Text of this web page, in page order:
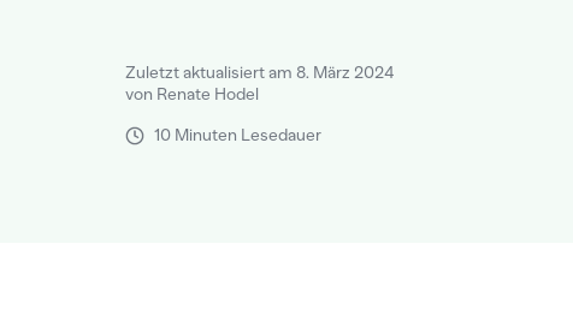
Zuletzt aktualisiert am 8. März 2024
von Renate Hodel
10 Minuten Lesedauer